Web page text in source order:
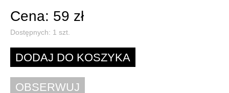
Cena: 59 zł
Dostępnych: 1 szt.